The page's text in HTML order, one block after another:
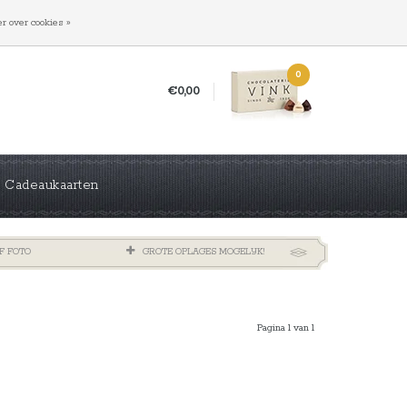
€0,00
0
Cadeaukaarten
FOTO GROTE OPLAGES MOGELIJK!
Pagina 1 van 1
over cookies »